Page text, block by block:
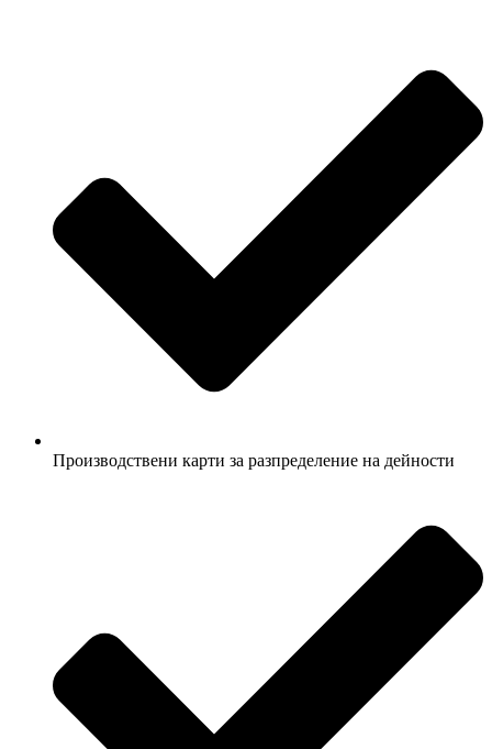
Производствени карти за разпределение на дейности